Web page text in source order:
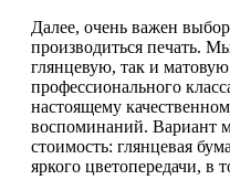
Далее, очень важен
производиться печать.
глянцевую, так и
профессионального
настоящему
воспоминаний. Вариант
стоимость: глянцевая
яркого цветопередачи, в